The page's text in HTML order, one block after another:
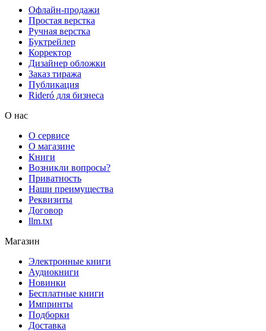
Офлайн-продажи
Простая верстка
Ручная верстка
Буктрейлер
Корректор
Дизайнер обложки
Заказ тиража
Публикация
Rideró для бизнеса
О нас
О сервисе
О магазине
Книги
Возникли вопросы?
Приватность
Наши преимущества
Реквизиты
Договор
llm.txt
Магазин
Электронные книги
Аудиокниги
Новинки
Бесплатные книги
Импринты
Подборки
Доставка